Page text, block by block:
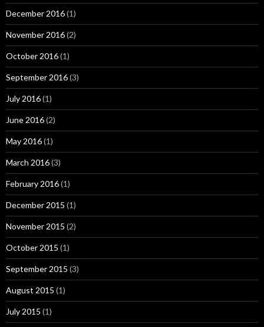
December 2016(1)
November 2016(2)
October 2016(1)
September 2016(3)
July 2016(1)
June 2016(2)
May 2016(1)
March 2016(3)
February 2016(1)
December 2015 (1)
November 2015 (2)
October 2015 (1)
September 2015 (3)
August 2015 (1)
July 2015 (1)